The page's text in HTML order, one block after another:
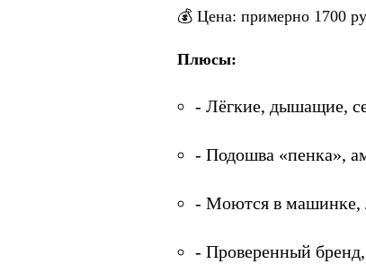
💰 Цена: примерно 1700
Плюсы:
- Лёгкие, дышащие,
- Подошва «пенка»,
- Моются в машинке,
- Проверенный